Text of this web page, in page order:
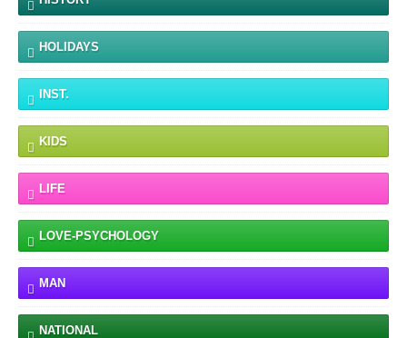
HOLIDAYS
INST.
KIDS
LIFE
LOVE-PSYCHOLOGY
MAN
NATIONAL